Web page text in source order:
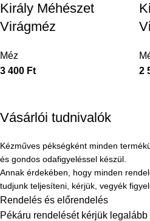
Király Méhészet
Virágméz
Méz
3 400 Ft
2
Vásárlói tudnivalók
Kézműves pékségként minden
és gondos odafigyeléssel készül.
Annak érdekében, hogy minden
tudjunk teljesíteni, kérjük, vegyék
Rendelés és előrendelés
Pékáru rendelését kérjük